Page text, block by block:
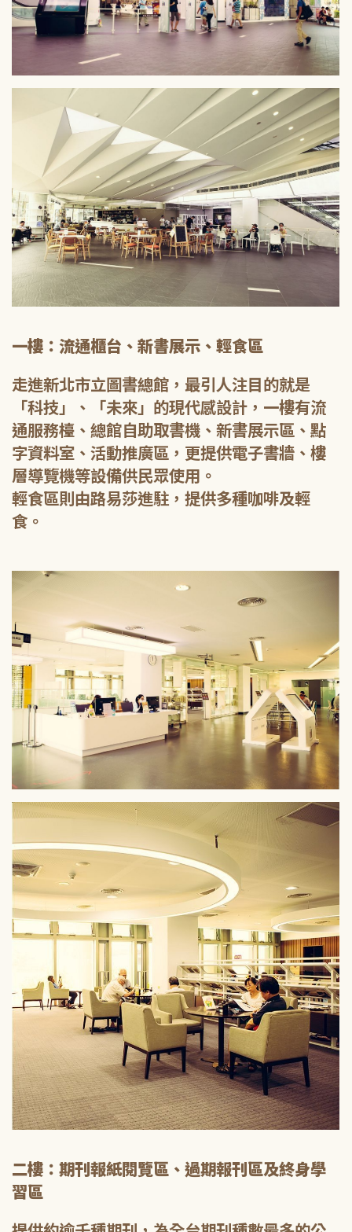
一樓：流通櫃台、新書展示、輕食區
走進新北市立圖書總館，最引人注目的就是
「科技」、「未來」的現代感設計，一樓有流
通服務檯、總館自助取書機、新書展示區、點
字資料室、活動推廣區，更提供電子書牆、樓
層導覽機等設備供民眾使用。
輕食區則由路易莎進駐，提供多種咖啡及輕
食。
二樓：期刊報紙閱覽區、過期報刊區及終身學
習區